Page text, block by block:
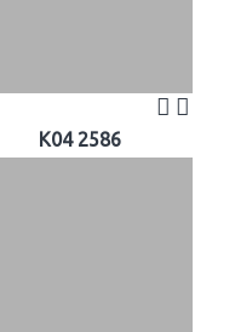
K04 2586